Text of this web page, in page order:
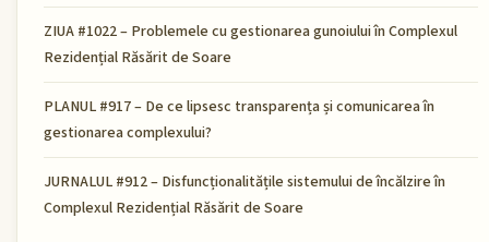
ZIUA #1022 – Problemele cu gestionarea gunoiului în Complexul
Rezidențial Răsărit de Soare
PLANUL #917 – De ce lipsesc transparența și comunicarea în
gestionarea complexului?
JURNALUL #912 – Disfuncționalitățile sistemului de încălzire în
Complexul Rezidențial Răsărit de Soare